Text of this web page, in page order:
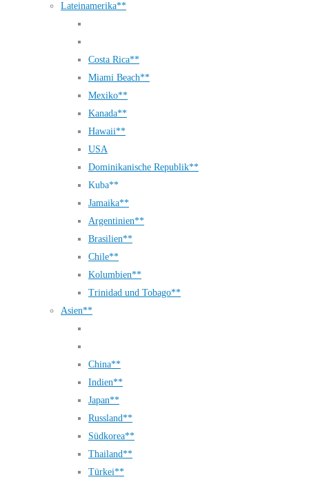
Lateinamerika**
Costa Rica**
Miami Beach**
Mexiko**
Kanada**
Hawaii**
USA
Dominikanische Republik**
Kuba**
Jamaika**
Argentinien**
Brasilien**
Chile**
Kolumbien**
Trinidad und Tobago**
Asien**
China**
Indien**
Japan**
Russland**
Südkorea**
Thailand**
Türkei**